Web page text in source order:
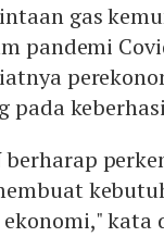
gas
pandemi
kata